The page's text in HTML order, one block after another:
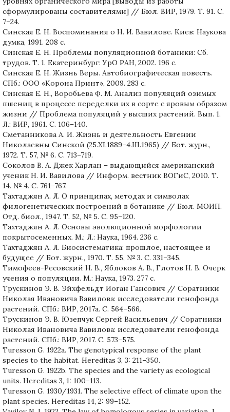
сформулированы составителями] // Бюл. ВИР, 1979. Т. 91. С.
7–24.
Синская Е. Н. Воспоминания о Н. И. Вавилове. Киев: Наукова
думка, 1991. 208 с.
Синская Е. Н. Проблемы популяционной ботаники: Сб.
трудов. Т. 1. Екатеринбург: УрО РАН, 2002. 196 с.
Синская Е. Н. Жизнь Веры. Автобиографическая повесть.
СПб.: ООО «Корона Принт», 2009. 283 с.
Синская Е. Н., Воробьева Ф. М. Анализ популяций озимых
пшениц в процессе переделки их в сорте с яровым образом
жизни // Проблема популяций у высших растений. Вып. 1.
Л.: ВИР, 1961. С. 106–140.
Сметанникова А. И. Жизнь и деятельность Евгении
Николаевны Синской (25.XI.1889–4.III.1965) // Бот. журн.,
1972. Т. 57, № 6. С. 713–719.
Соколов В. А. Джек Харлан – выдающийся американский
ученик Н. И. Вавилова // Информ. вестник ВОГиС, 2010. Т.
14. № 4. С. 761–767.
Тахтаджян А. Л. О принципах, методах и символах
филогенетических построений в ботанике // Бюл. МОИП.
Отд. биол., 1947. Т. 52, № 5. С. 95–120.
Тахтаджян А. Л. Основы эволюционной морфологии
покрытосеменных. М.; Л.: Наука, 1964. 236 с.
Тахтаджян А. Л. Биосистематика: прошлое, настоящее и
будущее // Бот. журн., 1970. Т. 55, № 3. С. 331–345.
Тимофеев-Ресовский Н. В., Яблоков А. В., Глотов Н. В. Очерк
учения о популяции. М.: Наука, 1973. 277 с.
Трускинов Э. В. Эйхфельдт Иоган Гансович // Соратники
Николая Ивановича Вавилова: исследователи генофонда
растений. СПб.: ВИР, 2017a. С. 564–566.
Трускинов Э. В. Юзепчук Сергей Васильевич // Соратники
Николая Ивановича Вавилова: исследователи генофонда
растений. СПб.: ВИР, 2017. С. 573–575.
Turesson G. 1922a. The genotypical response of the plant
species to the habitat. Hereditas 3, 3: 211–350.
Turesson G. 1922b. The species and the variety as ecological
units. Hereditas 3, 1: 100–113.
Turesson G. 1930/1931. The selective effect of climate upon the
plant species. Hereditas 14, 2: 99–152.